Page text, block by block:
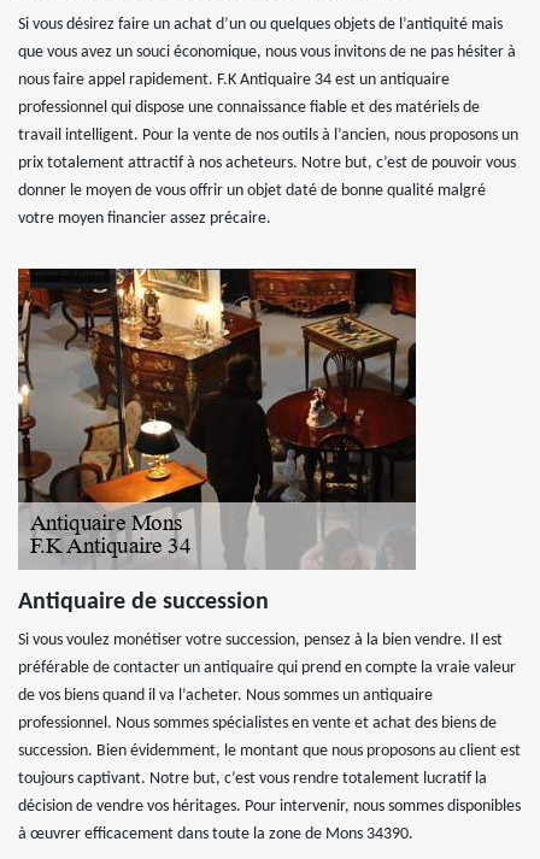
Si vous désirez faire un achat d’un ou quelques objets de l’antiquité mais
que vous avez un souci économique, nous vous invitons de ne pas hésiter à
nous faire appel rapidement. F.K Antiquaire 34 est un antiquaire
professionnel qui dispose une connaissance fiable et des matériels de
travail intelligent. Pour la vente de nos outils à l’ancien, nous proposons un
prix totalement attractif à nos acheteurs. Notre but, c’est de pouvoir vous
donner le moyen de vous offrir un objet daté de bonne qualité malgré
votre moyen financier assez précaire.
Antiquaire de succession
Si vous voulez monétiser votre succession, pensez à la bien vendre. Il est
préférable de contacter un antiquaire qui prend en compte la vraie valeur
de vos biens quand il va l’acheter. Nous sommes un antiquaire
professionnel. Nous sommes spécialistes en vente et achat des biens de
succession. Bien évidemment, le montant que nous proposons au client est
toujours captivant. Notre but, c’est vous rendre totalement lucratif la
décision de vendre vos héritages. Pour intervenir, nous sommes disponibles
à œuvrer efficacement dans toute la zone de Mons 34390.